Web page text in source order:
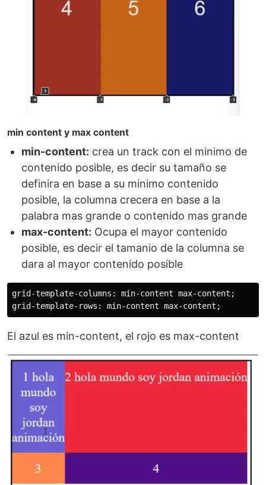
min content y max content
min-content: crea un track con el minimo de
contenido posible, es decir su tamaño se
definira en base a su minimo contenido
posible, la columna crecera en base a la
palabra mas grande o contenido mas grande
max-content: Ocupa el mayor contenido
posible, es decir el tamanio de la columna se
dara al mayor contenido posible
grid-template-columns: min-content max-content;
El azul es min-content, el rojo es max-content